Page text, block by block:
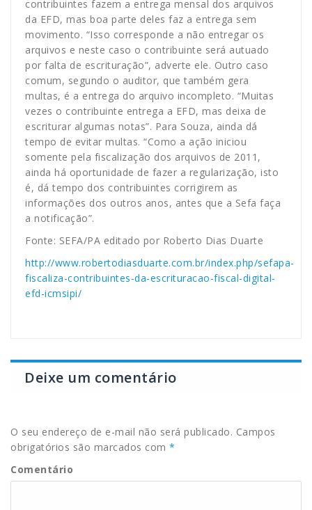
contribuintes fazem a entrega mensal dos arquivos
da EFD, mas boa parte deles faz a entrega sem
movimento. “Isso corresponde a não entregar os
arquivos e neste caso o contribuinte será autuado
por falta de escrituração”, adverte ele. Outro caso
comum, segundo o auditor, que também gera
multas, é a entrega do arquivo incompleto. “Muitas
vezes o contribuinte entrega a EFD, mas deixa de
escriturar algumas notas”. Para Souza, ainda dá
tempo de evitar multas. “Como a ação iniciou
somente pela fiscalização dos arquivos de 2011,
ainda há oportunidade de fazer a regularização, isto
é, dá tempo dos contribuintes corrigirem as
informações dos outros anos, antes que a Sefa faça
a notificação”.
Fonte: SEFA/PA editado por Roberto Dias Duarte
http://www.robertodiasduarte.com.br/index.php/sefapa-
fiscaliza-contribuintes-da-escrituracao-fiscal-digital-
efd-icmsipi/
Deixe um comentário
O seu endereço de e-mail não será publicado. Campos
obrigatórios são marcados com *
Comentário